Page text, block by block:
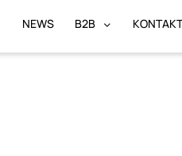
NEWS B2B